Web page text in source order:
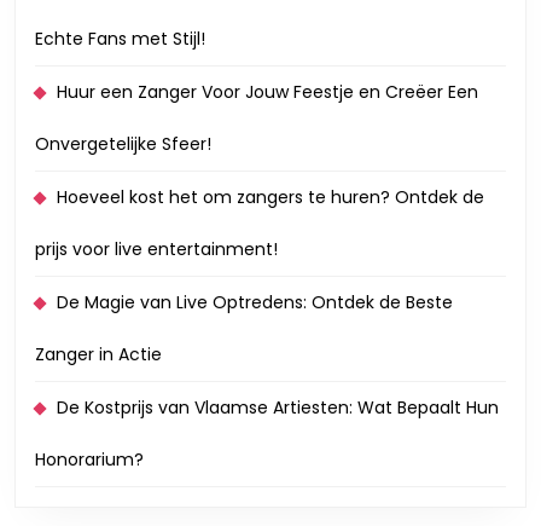
Echte Fans met Stijl!
Huur een Zanger Voor Jouw Feestje en Creëer Een
Onvergetelijke Sfeer!
Hoeveel kost het om zangers te huren? Ontdek de
prijs voor live entertainment!
De Magie van Live Optredens: Ontdek de Beste
Zanger in Actie
De Kostprijs van Vlaamse Artiesten: Wat Bepaalt Hun
Honorarium?